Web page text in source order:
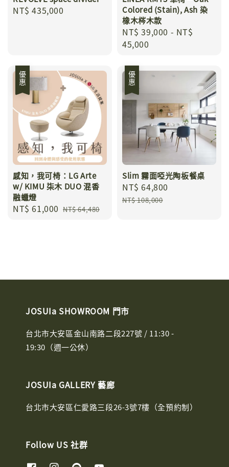
Regular
NT$ 435,000
Colored (Stain), Ash 染
橡木梣木款
Regular
price
NT$ 39,000 - NT$
45,000
優惠
感知，我可椅：LG Arte
w/ KIMU 柒木 DUO 混香
融蠟燈
Sale
NT$ 61,000 Regular
NT$ 64,480
優惠
Slim 霧面啞光陶板餐桌
Sale
price
NT$ 64,800
NT$ 108,000
JOSUIa SHOWROOM 門市
台北市大安區金山南路二段227號 / 11:30 -
19:30（週一公休）
JOSUIa GALLERY 藝廊
台北市大安區仁愛路三段26-3號7樓（全預約制）
Follow US 社群